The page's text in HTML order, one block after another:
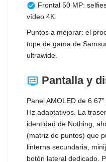
check_circle Frontal 50 MP:
vídeo 4K.
Puntos a mejorar: el
tope de gama de
ultrawide.
display_settings Pantalla y
Panel AMOLED de
Hz adaptativos. La
identidad de Nothing,
(matriz de puntos) que
linterna secundaria,
botón lateral dedicado.